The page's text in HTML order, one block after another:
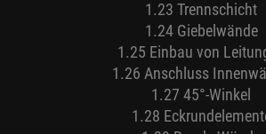
1.23 Trennschicht
1.24 Giebelwände
1.25 Einbau von
1.26 Anschluss
1.27 45°-Winkel
1.28